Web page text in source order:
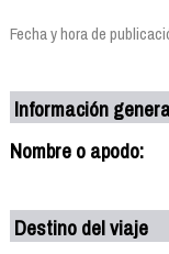
Fecha y hora de
Información
Nombre o apodo:
Destino del viaje